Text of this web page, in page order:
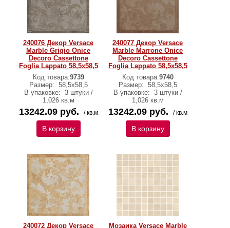
240076 Декор Versace
Marble Grigio Onice
Decoro Cassettone
Foglia Lappato 58,5х58,5
Код товара:9739
Размер: 58,5х58,5
В упаковке: 3 штуки /
1,026 кв.м
13242.09 руб. / кв.м
В корзину
240077 Декор Versace
Marble Marrone Onice
Decoro Cassettone
Foglia Lappato 58,5х58,5
Код товара:9740
Размер: 58,5х58,5
В упаковке: 3 штуки /
1,026 кв.м
13242.09 руб. / кв.м
В корзину
240072 Декор Versace Мозаика Versace Marble